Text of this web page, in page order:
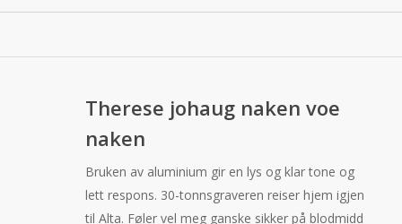
Therese johaug naken voe
naken
Bruken av aluminium gir en lys og klar tone og
lett respons. 30-tonnsgraveren reiser hjem igjen
til Alta. Føler vel meg ganske sikker på blodmidd